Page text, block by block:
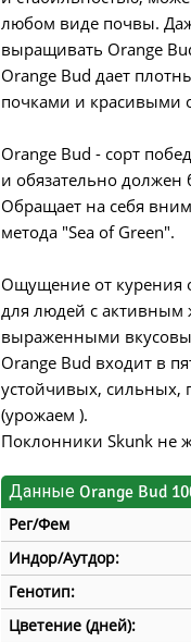
Annabelle´s Garden
Barney´s Farm
Blimburn Seeds
Bulk Seed Bank
Bulldog Seeds
любом виде почвы.
выращивать Orange
Orange Bud дает
почками и красивыми
Orange Bud - сорт
и обязательно
Обращает на себя
метода "Sea of Green".
Ощущение от курения
для людей с активным
выраженными
Orange Bud входит в
устойчивых, сильных,
(урожаем ).
Поклонники Skunk не
Данные Orange Bud
Рег/Фем
Индор/Аутдор:
Генотип:
Цветение (дней):